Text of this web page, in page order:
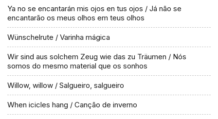
Ya no se encantarán mis ojos en tus ojos / Já não se
encantarão os meus olhos em teus olhos
Wünschelrute / Varinha mágica
Wir sind aus solchem Zeug wie das zu Träumen / Nós
somos do mesmo material que os sonhos
Willow, willow / Salgueiro, salgueiro
When icicles hang / Canção de inverno